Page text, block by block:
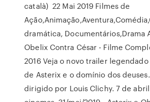
català) 22 Mai 2019 Filmes de
dramática, Documentários,Drama
Obelix Contra César - Filme
2016 Veja o novo trailer
de Asterix e o domínio dos
dirigido por Louis Clichy. 7 de